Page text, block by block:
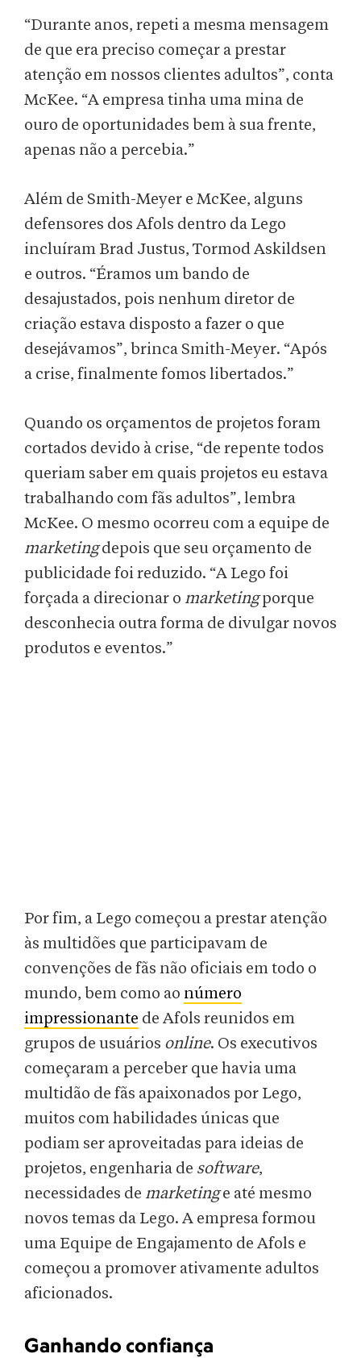
“Durante anos, repeti a mesma mensagem
de que era preciso começar a prestar
atenção em nossos clientes adultos”, conta
McKee. “A empresa tinha uma mina de
ouro de oportunidades bem à sua frente,
apenas não a percebia.”
Além de Smith-Meyer e McKee, alguns
defensores dos Afols dentro da Lego
incluíram Brad Justus, Tormod Askildsen
e outros. “Éramos um bando de
desajustados, pois nenhum diretor de
criação estava disposto a fazer o que
desejávamos”, brinca Smith-Meyer. “Após
a crise, finalmente fomos libertados.”
Quando os orçamentos de projetos foram
cortados devido à crise, “de repente todos
queriam saber em quais projetos eu estava
trabalhando com fãs adultos”, lembra
McKee. O mesmo ocorreu com a equipe de
marketingdepois que seu orçamento de
publicidade foi reduzido. “A Lego foi
forçada a direcionar o marketingporque
desconhecia outra forma de divulgar novos
produtos e eventos.”
Por fim, a Lego começou a prestar atenção
às multidões que participavam de
convenções de fãs não oficiais em todo o
mundo, bem como ao número
impressionante de Afols reunidos em
grupos de usuários online. Os executivos
começaram a perceber que havia uma
multidão de fãs apaixonados por Lego,
muitos com habilidades únicas que
podiam ser aproveitadas para ideias de
projetos, engenharia de software,
necessidades de marketinge até mesmo
novos temas da Lego. A empresa formou
uma Equipe de Engajamento de Afols e
começou a promover ativamente adultos
aficionados.
Ganhando confiança